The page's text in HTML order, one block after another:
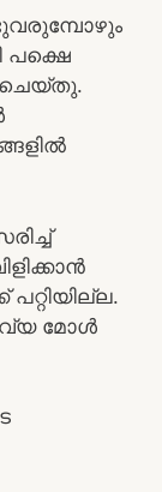
പക്ഷെ
മോൾ